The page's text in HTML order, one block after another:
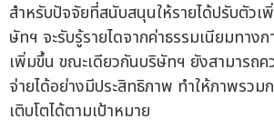
สำหรับปัจจัยที่สนับสนุนให้รายได้ปรับตัวเ
ษัทฯ จะรับรู้รายไดจากค่าธรรมเนียมทาง
เพิ่มขึ้น ขณะเดียวกันบริษัทฯ ยังสามารถ
จ่ายได้อย่างมีประสิทธิภาพ ทำให้ภาพรวม
เติบโตได้ตามเป้าหมาย